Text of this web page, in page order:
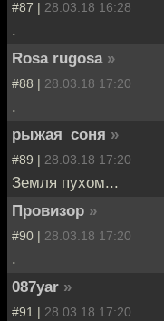
#87 | 28.03.18 16:28
.
Rosa rugosa »
#88 | 28.03.18 17:20
.
рыжая_соня »
#89 | 28.03.18 17:20
Земля пухом...
Провизор »
#90 | 28.03.18 17:20
.
087yar »
#91 | 28.03.18 17:20